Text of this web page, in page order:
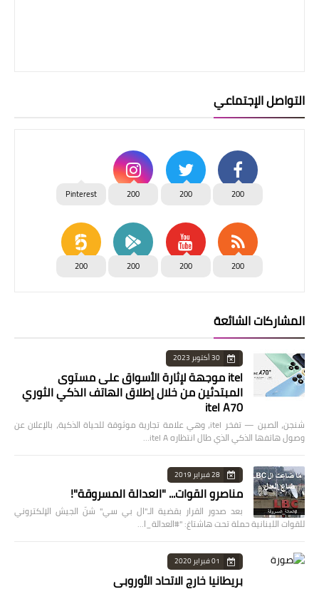
التواصل الإجتماعي
200
200
200
Pinterest
200
200
200
200
المشاركات الشائعة
30 أكتوبر 2023
itel موجهة لإثارة الأسواق على مستوى
المبتدئين من خلال إطلاق الهاتف الذكي الثوري
itel A70
شنجن، الصين — تفخر itel، وهي علامة تجارية موثوقة للحياة الذكية، بالإعلان عن
وصول هاتفها الذكي الذي طال انتظاره itel A…
28 فبراير 2019
مناصرو القوات... "العدالة المسروقة"!
بعد صدور القرار بقضية الـ"ال بي سي" شنّ الجيش الإلكتروني
للقوات اللبنانية حملة تحت هاشتاغ: "#العدالة_ا…
01 فبراير 2020
بريطانيا خارج الاتحاد الأوروبي